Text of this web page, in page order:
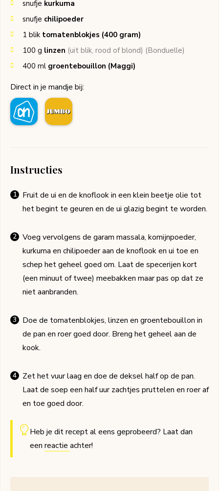
snufje kurkuma
snufje chilipoeder
1 blik tomatenblokjes (400 gram)
100 g linzen (uit blik, rood of blond) (Bonduelle)
400 ml groentebouillon (Maggi)
Direct in je mandje bij:
Instructies
Fruit de ui en de knoflook in een klein beetje olie tot
het begint te geuren en de ui glazig begint te worden.
Voeg vervolgens de garam massala, komijnpoeder,
kurkuma en chilipoeder aan de knoflook en ui toe en
schep het geheel goed om. Laat de specerijen kort
(een minuut of twee) meebakken maar pas op dat ze
niet aanbranden.
Doe de tomatenblokjes, linzen en groentebouillon in
de pan en roer goed door. Breng het geheel aan de
kook.
Zet het vuur laag en doe de deksel half op de pan.
Laat de soep een half uur zachtjes pruttelen en roer af
en toe goed door.
Heb je dit recept al eens geprobeerd? Laat dan
een reactie achter!